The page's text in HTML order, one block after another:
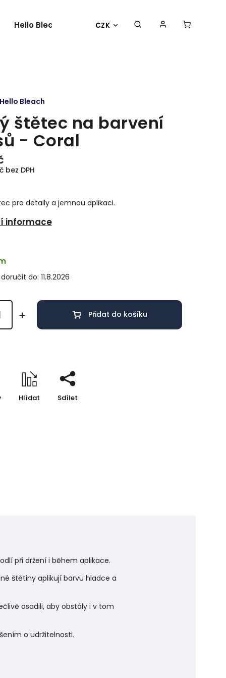
CZK
Hello Bleach O nás Kontakty
štětec na barvení
- Coral
bez DPH
pro detaily a jemnou aplikaci.
informace
Bleach
do: 11.8.2026
Přidat do košíku
Hlídat Sdílet
při držení i během aplikace.
štětiny aplikují barvu hladce a
osadili, aby obstály i v tom
o udržitelnosti.